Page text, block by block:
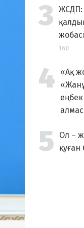
ЖСДП:
160
«Ақ
Ол –
қуған